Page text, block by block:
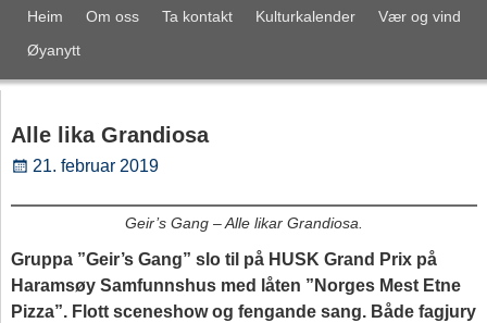
Heim Om oss Ta kontakt Kulturkalender
Vær og vind
Øyanytt
Alle lika Grandiosa
21. februar 2019
Geir’s Gang – Alle likar Grandiosa.
Gruppa ”Geir’s Gang” slo til på HUSK Grand Prix på
Haramsøy Samfunnshus med låten ”Norges Mest Etne
Pizza”. Flott sceneshow og fengande sang. Både fagjury